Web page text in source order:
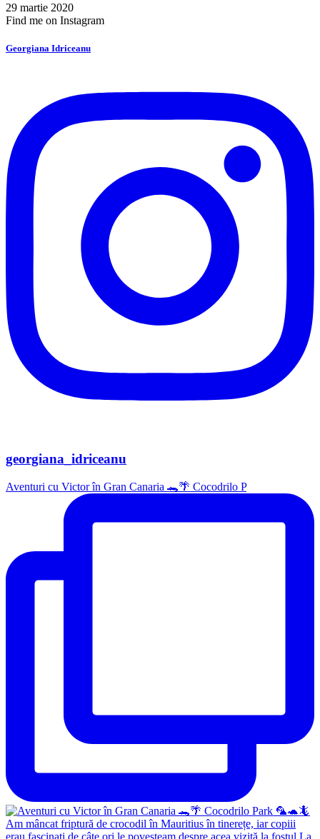
29 martie 2020
Find me on Instagram
Georgiana Idriceanu
georgiana_idriceanu
Aventuri cu Victor în Gran Canaria 🐊🌴 Cocodrilo P